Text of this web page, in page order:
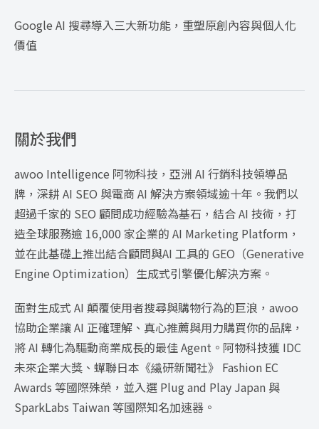
Google AI 搜尋導入三大新功能，重塑原創內容與個人化
價值
關於我們
awoo Intelligence 阿物科技，亞洲 AI 行銷科技領導品
牌，深耕 AI SEO 與電商 AI 解決方案領域逾十年。我們以
超過千家的 SEO 顧問成功經驗為基石，結合 AI 技術，打
造全球服務逾 16,000 家企業的 AI Marketing Platform，
並在此基礎上推出結合顧問與AI 工具的 GEO（Generative
Engine Optimization）生成式引擎優化解決方案。
面對生成式 AI 顛覆使用者搜尋與購物行為的巨浪，awoo
協助企業讓 AI 正確理解、真心推薦與用力購買你的品牌，
將 AI 轉化為驅動商業成長的最佳 Agent。阿物科技獲 IDC
未來企業大獎、蟬聯日本《繊研新聞社》 Fashion EC
Awards 等國際殊榮，並入選 Plug and Play Japan 與
SparkLabs Taiwan 等國際知名加速器。